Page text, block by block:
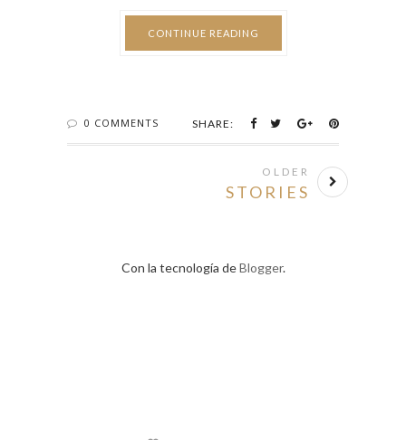
CONTINUE READING
0 COMMENTS SHARE:
OLDER
STORIES
Con la tecnología deBlogger.